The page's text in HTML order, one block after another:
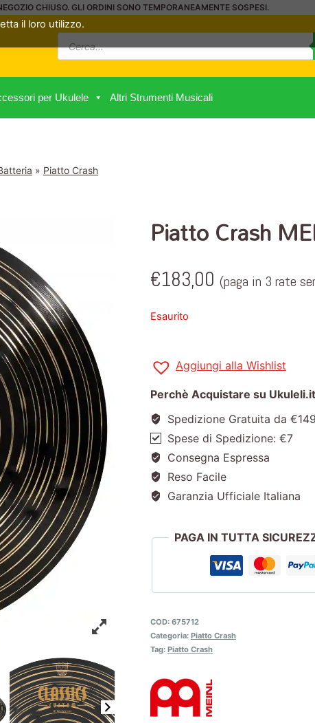
CHIUSO. GLI ORDINI SONO TEMPORANEAMENTE SOSPESI.
Ricerca
prodotti
per Ukulele Altri Strumenti Musicali
» Piatto Crash
Piatto Crash
€183,00 (paga in 3 rate
Esaurito
Aggiungi alla Wishlist
Perchè Acquistare su
Spedizione Gratuita da €149
Spese di Spedizione: €7
Consegna Espressa
Reso Facile
Garanzia Ufficiale Italiana
PAGA IN TUTTA
COD: 675712
Categoria: Piatto Crash
Tag: Piatto Crash
il loro utilizzo.